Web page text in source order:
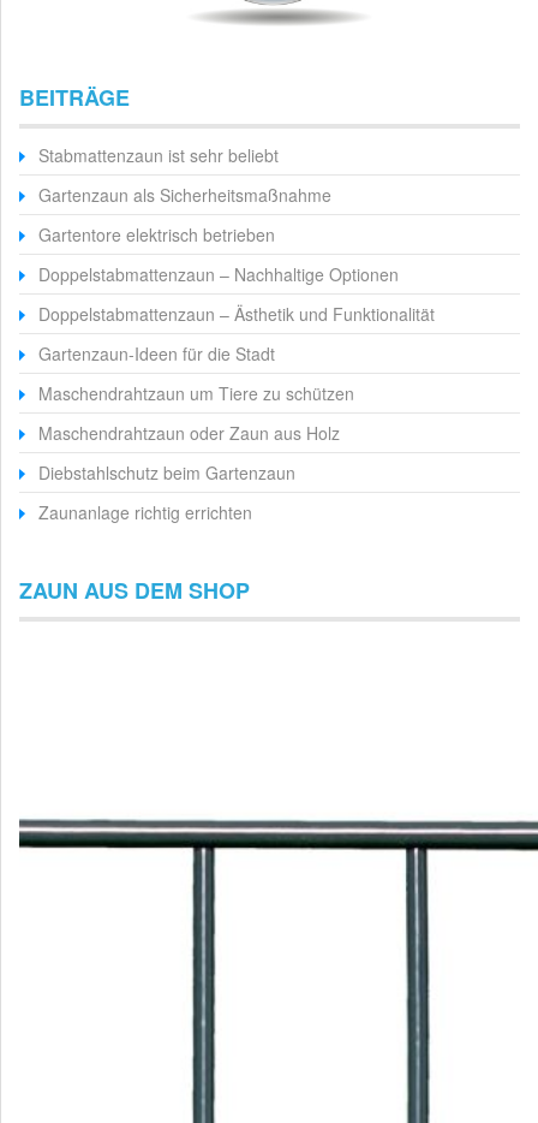
BEITRÄGE
Stabmattenzaun ist sehr beliebt
Gartenzaun als Sicherheitsmaßnahme
Gartentore elektrisch betrieben
Doppelstabmattenzaun – Nachhaltige Optionen
Doppelstabmattenzaun – Ästhetik und Funktionalität
Gartenzaun-Ideen für die Stadt
Maschendrahtzaun um Tiere zu schützen
Maschendrahtzaun oder Zaun aus Holz
Diebstahlschutz beim Gartenzaun
Zaunanlage richtig errichten
ZAUN AUS DEM SHOP